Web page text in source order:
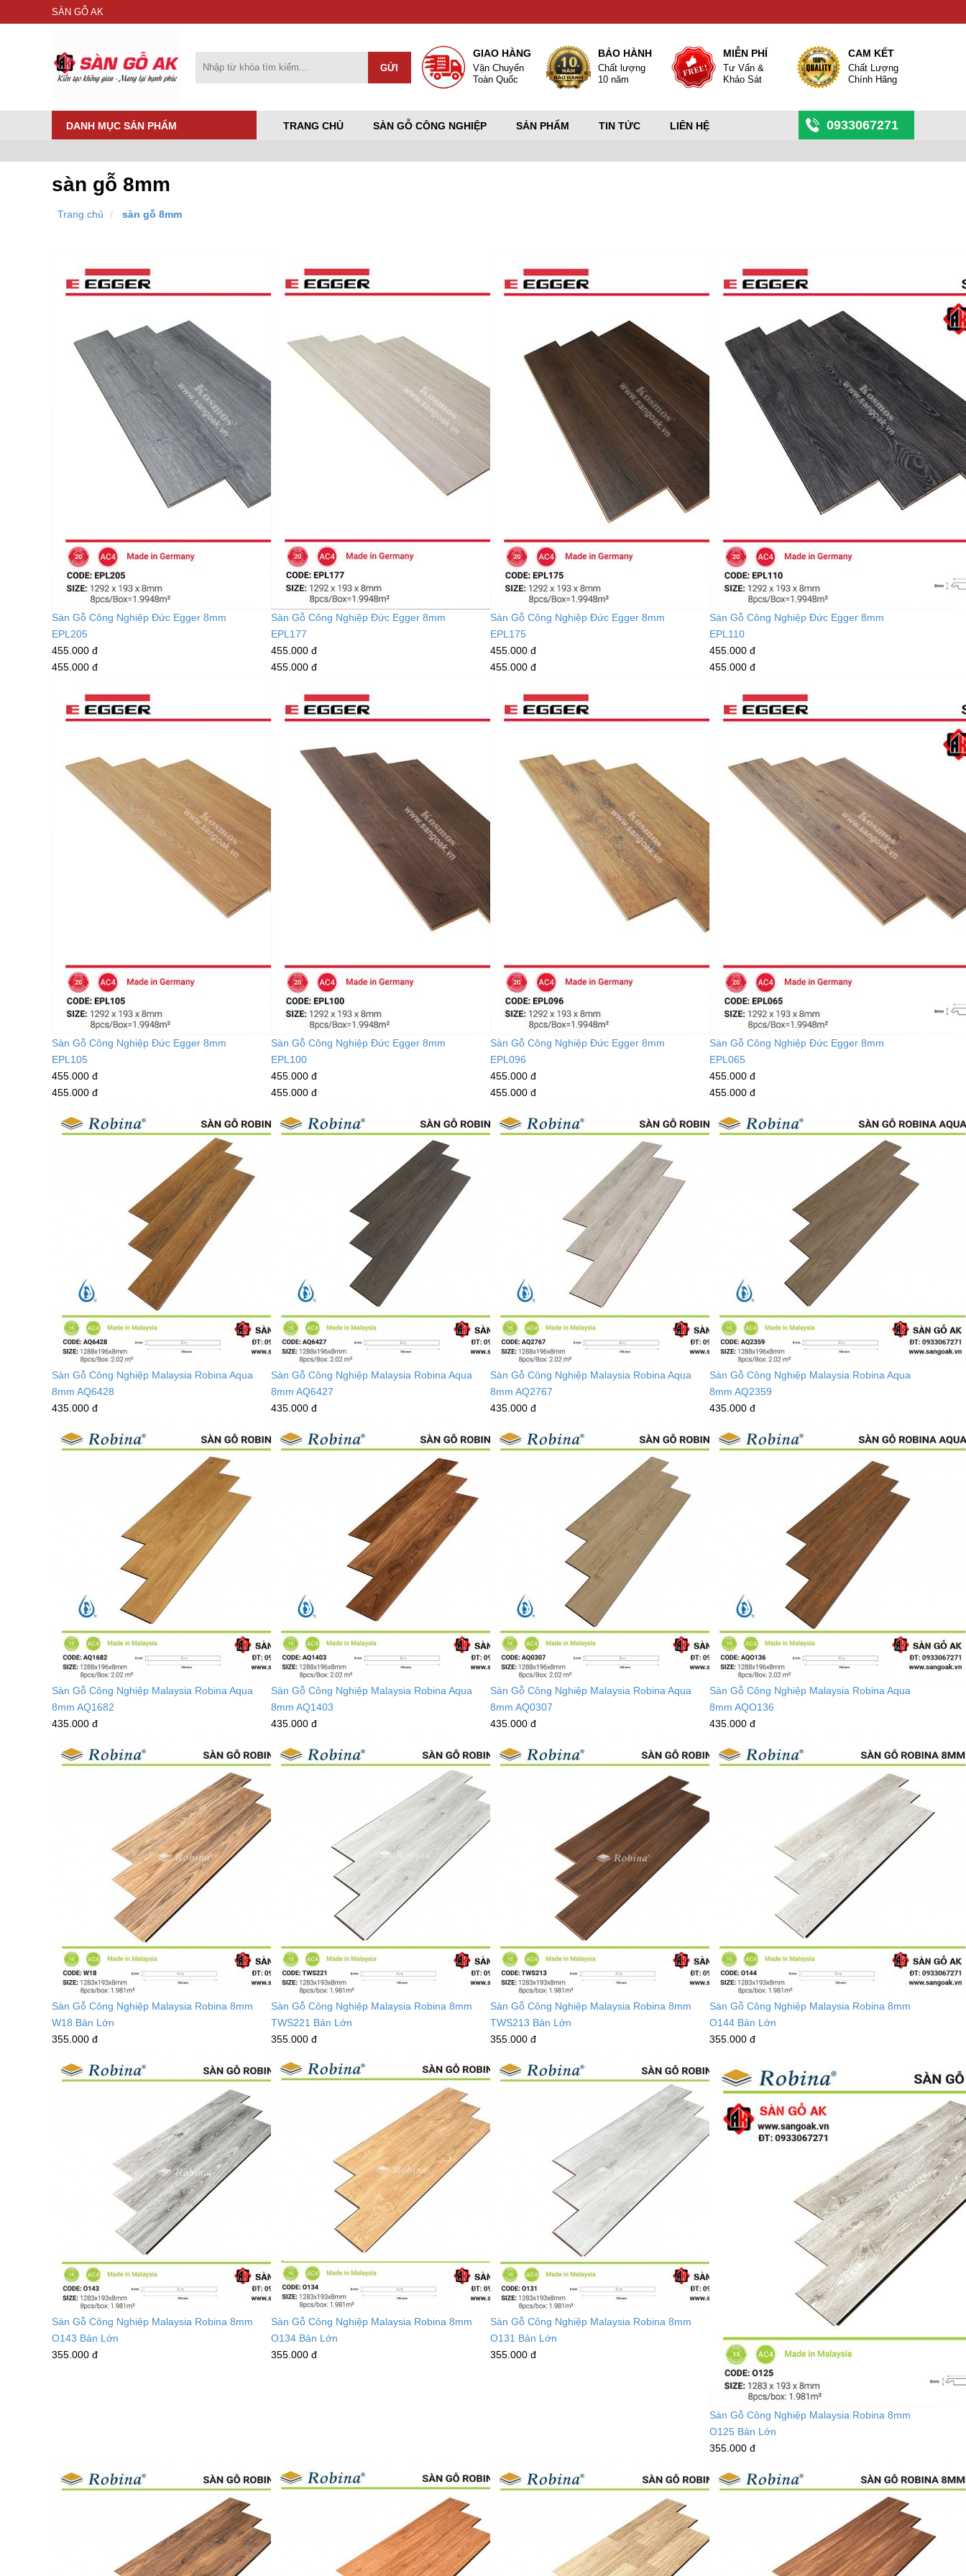
SÀN GỖ AK
GIAO HÀNG
Vận Chuyển
Toàn Quốc
BẢO HÀNH
Chất lượng
10 năm
MIỄN PHÍ
Tư Vấn &
Khảo Sát
CAM KẾT
Chất Lượng
Chính Hãng
DANH MỤC SẢN PHẨM TRANG CHỦ SÀN GỖ CÔNG NGHIỆP SẢN PHẨM TIN TỨC LIÊN HỆ 0933067271
sàn gỗ 8mm
Trang chủ sàn gỗ 8mm
Sàn Gỗ Công Nghiệp Đức Egger 8mm
EPL205
455.000 đ
455.000 đ
Sàn Gỗ Công Nghiệp Đức Egger 8mm
EPL177
455.000 đ
455.000 đ
Sàn Gỗ Công Nghiệp Đức Egger 8mm
EPL175
455.000 đ
455.000 đ
Sàn Gỗ Công Nghiệp Đức Egger 8mm
EPL110
455.000 đ
455.000 đ
Sàn Gỗ Công Nghiệp Đức Egger 8mm
EPL105
455.000 đ
455.000 đ
Sàn Gỗ Công Nghiệp Đức Egger 8mm
EPL100
455.000 đ
455.000 đ
Sàn Gỗ Công Nghiệp Đức Egger 8mm
EPL096
455.000 đ
455.000 đ
Sàn Gỗ Công Nghiệp Đức Egger 8mm
EPL065
455.000 đ
455.000 đ
Sàn Gỗ Công Nghiệp Malaysia Robina Aqua
8mm AQ6428
435.000 đ
Sàn Gỗ Công Nghiệp Malaysia Robina Aqua
8mm AQ6427
435.000 đ
Sàn Gỗ Công Nghiệp Malaysia Robina Aqua
8mm AQ2767
435.000 đ
Sàn Gỗ Công Nghiệp Malaysia Robina Aqua
8mm AQ2359
435.000 đ
Sàn Gỗ Công Nghiệp Malaysia Robina Aqua
8mm AQ1682
435.000 đ
Sàn Gỗ Công Nghiệp Malaysia Robina Aqua
8mm AQ1403
435.000 đ
Sàn Gỗ Công Nghiệp Malaysia Robina Aqua
8mm AQ0307
435.000 đ
Sàn Gỗ Công Nghiệp Malaysia Robina Aqua
8mm AQO136
435.000 đ
Sàn Gỗ Công Nghiệp Malaysia Robina 8mm
W18 Bản Lớn
355.000 đ
Sàn Gỗ Công Nghiệp Malaysia Robina 8mm
TWS221 Bản Lớn
355.000 đ
Sàn Gỗ Công Nghiệp Malaysia Robina 8mm
TWS213 Bản Lớn
355.000 đ
Sàn Gỗ Công Nghiệp Malaysia Robina 8mm
O144 Bản Lớn
355.000 đ
Sàn Gỗ Công Nghiệp Malaysia Robina 8mm
O143 Bản Lớn
355.000 đ
Sàn Gỗ Công Nghiệp Malaysia Robina 8mm
O134 Bản Lớn
355.000 đ
Sàn Gỗ Công Nghiệp Malaysia Robina 8mm
O131 Bản Lớn
355.000 đ
Sàn Gỗ Công Nghiệp Malaysia Robina 8mm
O125 Bản Lớn
355.000 đ